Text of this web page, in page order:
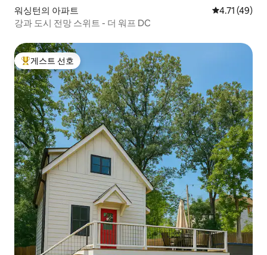
워싱턴의 아파트 평점 4.71점
4.71 (49)
강과 도시 전망 스위트 - 더 워프 DC
상위 게스트 선호
게스트 선호